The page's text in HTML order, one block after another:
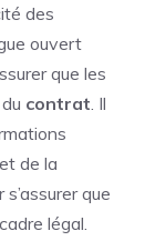
des
ouvert
que les
contrat . Il
de la
que
légal.